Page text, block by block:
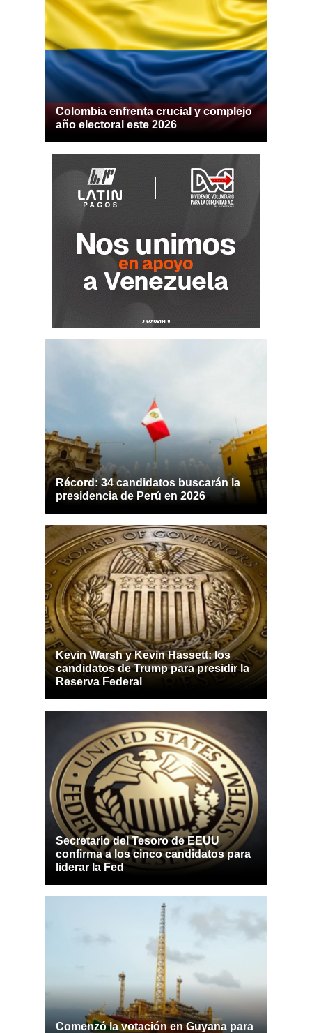
Colombia enfrenta crucial y complejo
año electoral este 2026
Récord: 34 candidatos buscarán la
presidencia de Perú en 2026
Kevin Warsh y Kevin Hassett: los
candidatos de Trump para presidir la
Reserva Federal
Secretario del Tesoro de EEUU
confirma a los cinco candidatos para
liderar la Fed
Comenzó la votación en Guyana para